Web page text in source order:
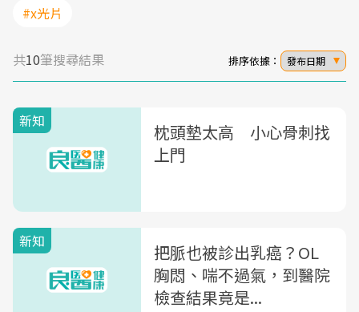
#x光片
共10筆搜尋結果 排序依據： 發布日期
新知
枕頭墊太高 小心骨刺找
上門
新知
把脈也被診出乳癌？OL
胸悶、喘不過氣，到醫院
檢查結果竟是...